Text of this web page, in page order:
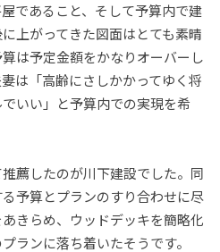
であること、そして予算内で建
上がってきた図面はとても素晴
は予定金額をかなりオーバーし
は「高齢にさしかかってゆく将
いい」と予算内での実現を希
薦したのが川下建設でした。同
予算とプランのすり合わせに尽
きらめ、ウッドデッキを簡略化
ランに落ち着いたそうです。